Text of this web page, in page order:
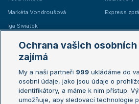
Markéta Vondroušová
Iga Swiatek
Express
Žebříčky
Žebříček ATP (muži)
Žebříček WTA (ženy)
Sázkařský žebříček
Australian
French Open
Wimbledon
Ochrana vašich osobních
zajímá
My a naši partneři 999 ukládáme do
osobní údaje, jako jsou údaje o
identifikátory, a máme k nim přístup.
umožňuje, aby sledovací technologie